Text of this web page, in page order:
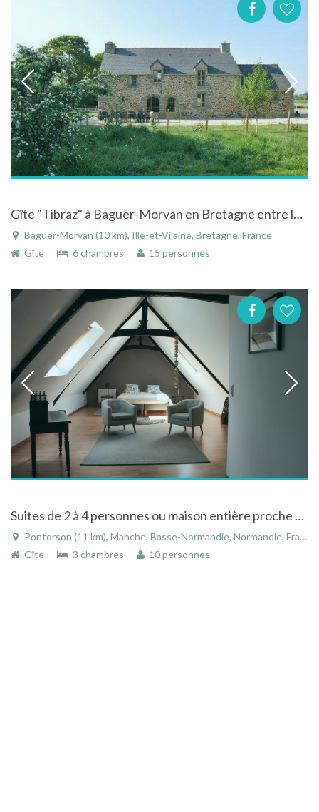
Gîte "Tibraz" à Baguer-Morvan en Bretagne entre le Mont-Saint-Michel et Saint-Malo
Baguer-Morvan (10 km), Ille-et-Vilaine, Bretagne, France
Gîte
6 chambres 15 personnes
Suites de 2 à 4 personnes ou maison entière proche Mont St Michel
Pontorson (11 km), Manche, Basse-Normandie, Normandie, France
Gîte
3 chambres 10 personnes